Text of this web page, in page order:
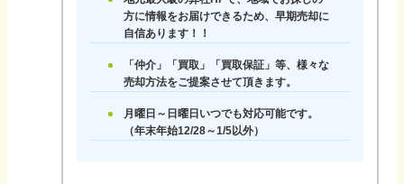
方に情報をお届けできるため、早期売却に
自信あります！！
「仲介」「買取」「買取保証」等、様々な
売却方法をご提案させて頂きます。
月曜日～日曜日いつでも対応可能です。
（年末年始12/28～1/5以外）